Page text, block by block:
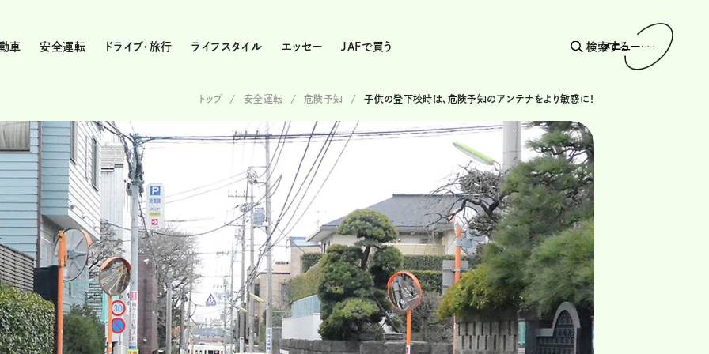
車 安全運転 ドライブ・旅行 ライフスタイル エッセー JAFで買う 検索する
メニュー
トップ 安全運転 危険予知 子供の登下校時は、危険予知のアンテナをより敏感に！